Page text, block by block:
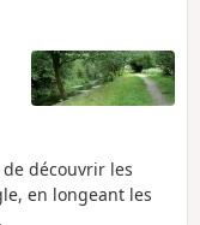
découvrir les
en longeant les